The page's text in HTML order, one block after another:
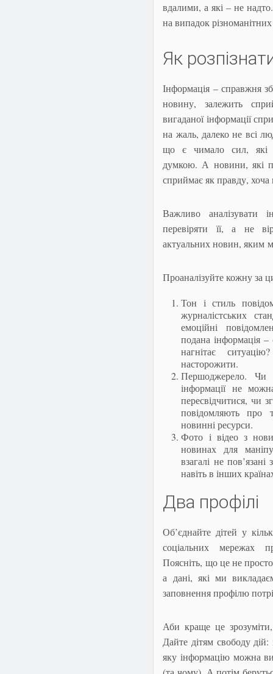
вдалими, а які – не
на випадок різноманітних
Як
Інформація – справжня
новину, залежить
вигаданої інформації
на жаль, далеко не всі
що є чимало сил, які
думкою. А новини, які
сприймає як правду,
Важливо аналізувати
перевіряти її, а не
актуальних новин, яким
Проаналізуйте кожну за
Тон і стиль
журналістських
емоційні
подана інформація –
нагнітає
насторожити.
Першоджерело. Чи
інформації не
пересвідчитися, чи
повідомляють про
новинні ресурси.
Фото і відео з
новинах для
взагалі не
навіть в інших
Два профілі
Об’єднайте дітей у
соціальних мережах
Поясніть, що це не просто
а дані, які ми
заповнення профілю
Аби краще це
Дайте дітям свободу
яку інформацію можна